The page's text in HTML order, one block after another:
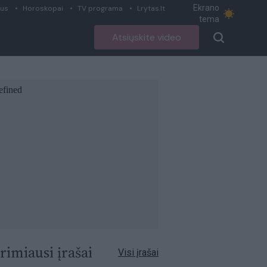
Horoskopai TV programa Lrytas.lt
Ekrano
tema
Atsiųskite video
įrašai Visi įrašai